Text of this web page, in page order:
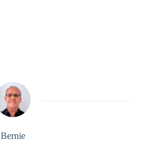
Bernie